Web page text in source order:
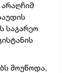
არაღჩიმ
საგარეო
მოუწოდა,